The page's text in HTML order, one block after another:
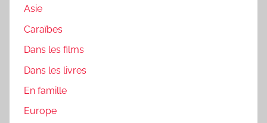
Asie
Caraïbes
Dans les films
Dans les livres
En famille
Europe